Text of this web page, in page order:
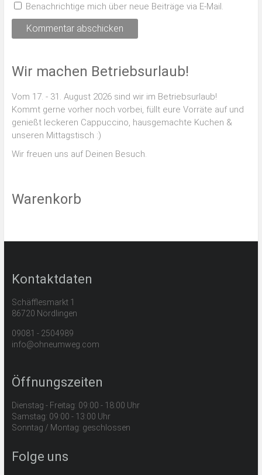
Benachrichtige mich über neue Beiträge via E-Mail.
Wir machen Betriebsurlaub!
Vom 17. - 31. August 2026 sind wir im Betriebsurlaub!
Kommt gerne vorher noch vorbei, füllt eure Vorräte auf und
genießt leckeren Cappuccino, hausgemachte Kuchen &
unseren Mittagstisch :)
Wir freuen uns auf Deinen Besuch.
Warenkorb
Kontaktdaten
Schäfflesmarkt 1
86720 Nördlingen
09081 - 2504989
info@ohneumweg.com
Öffnungszeiten
Dienstag - Freitag: 09:00 - 18:00 Uhr
Samstag: 09:00 - 13:00 Uhr
Sonntag / Montag: geschlossen
Folge uns